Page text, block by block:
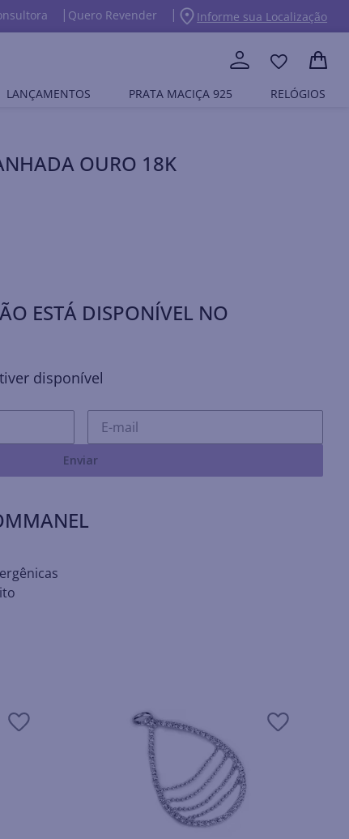
Quero Revender Informe sua Localização
LANÇAMENTOS PRATA MACIÇA 925 RELÓGIOS
OURO 18K
ESTÁ DISPONÍVEL NO
disponível
Enviar